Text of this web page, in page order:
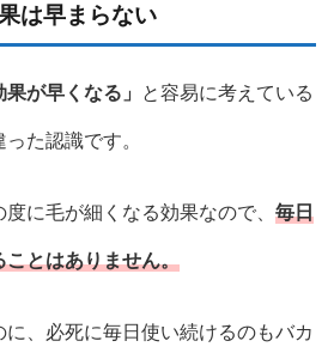
は早まらない
が早くなる」 と容易に考えている
た認識です。
に毛が細くなる効果なので、 毎日
とはありません。
、必死に毎日使い続けるのもバカ